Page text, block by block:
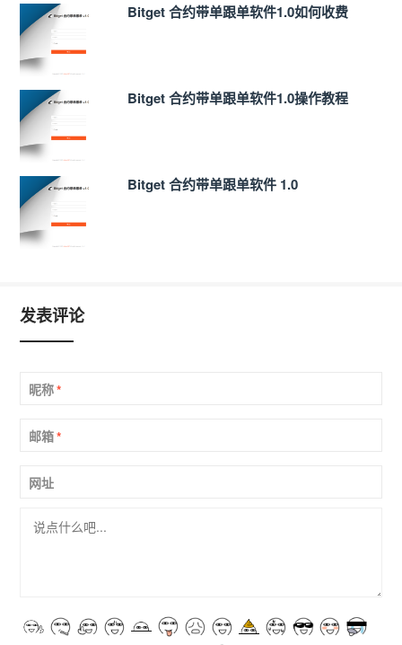
Bitget 合约带单跟单软件1.0如何收费
Bitget 合约带单跟单软件1.0操作教程
Bitget 合约带单跟单软件 1.0
发表评论
昵称*
邮箱*
网址